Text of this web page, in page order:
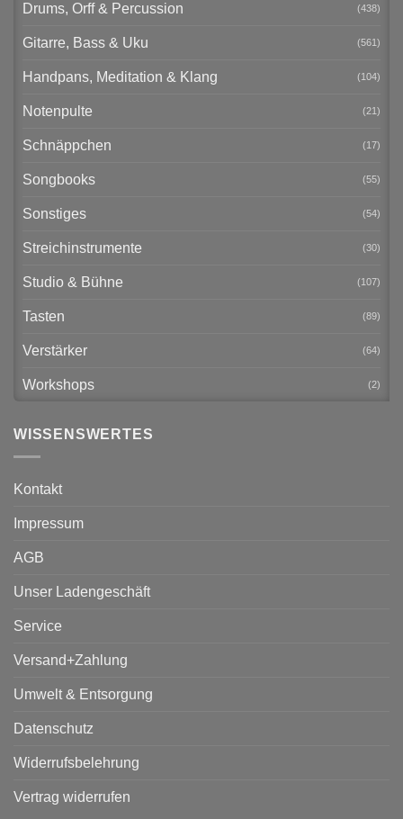
Drums, Orff & Percussion (438)
Gitarre, Bass & Uku (561)
Handpans, Meditation & Klang (104)
Notenpulte (21)
Schnäppchen (17)
Songbooks (55)
Sonstiges (54)
Streichinstrumente (30)
Studio & Bühne (107)
Tasten (89)
Verstärker (64)
Workshops (2)
WISSENSWERTES
Kontakt
Impressum
AGB
Unser Ladengeschäft
Service
Versand+Zahlung
Umwelt & Entsorgung
Datenschutz
Widerrufsbelehrung
Vertrag widerrufen